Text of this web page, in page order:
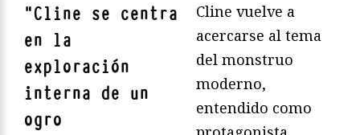
"Cline se centra
en la
exploración
interna de un
ogro
Cline vuelve a
acercarse al tema
del monstruo
moderno,
entendido como